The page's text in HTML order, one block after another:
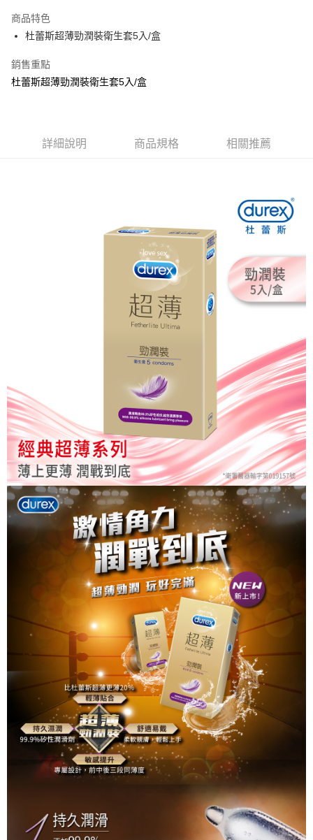
Apple Pay
街口支付
悠遊付
AFTEE先享後付
３．安心：先確認商品／服務後，再付款。
【「AFTEE先享後付」結帳流程】
１．於結帳方式選擇「AFTEE先享後付」後，將跳轉至「AFTEE先享後付」
結帳頁面，進行簡訊認證並確認金額後，即可完成結帳。
２．訂單成立數日內，您將收到繳費通知簡訊。
３．收到繳費通知簡訊後14天內，點擊此簡訊中的連結，可透過四大超商／
ATM／網路銀行／等多元方式進行付款，方視為交易完成。
※ 請注意：結帳手續完成當下不需立刻繳費，但若您需要取消訂單，請聯絡
購買商品的店家。未經商家同意取消之訂單仍視為有效，需透過AFTEE先享
※ 交易是否成功請以「AFTEE先享後付 」之結帳頁面顯示為準，若有關於
是否繳費成功／繳費後需取消欲退款等相關疑問，請聯繫「AFTEE先享後付
客戶支援中心」
https://netprotections.freshdesk.com/support/home
【注意事項】
１．透過由恩沛科技股份有限公司提供之「AFTEE先享後付」服務完成之交
易，需依本服務之必要範圍內提供個人資料，並將交易相關給付款項請求債
權轉讓予恩沛科技股份有限公司。
２．關於個人資料處理事宜，請瀏覽以下網址：
https://aftee.tw/terms/#terms3
３．未成年的使用者請事先徵得法定代理人或監護人之同意方可使用
「AFTEE先享後付」，若未經同意申辦者引起之損失，本公司不負相關責
４．使用「AFTEE先享後付」時，將依據個別帳號之用戶狀況，依本公司即
時審查核予不同之上限額度；若仍有額度不足之情形，本公司將視審查結果
請求用戶進行身份認證。
５．嚴禁一人註冊多個帳號或使用他人資訊註冊。若發現惡意使用之情形，
恩沛科技股份有限公司將有權停止該用戶之使用額度並採取法律行動。
每筆NT$80，滿NT$999(含以上)免運費
每筆NT$80，滿NT$999(含以上)免運費
每筆NT$80，滿NT$999(含以上)免運費
每筆NT$80，滿NT$999(含以上)免運費
宅配
每筆NT$90，滿NT$999(含以上)免運費
商品特色
杜蕾斯超薄勁潤裝衛生套5入/盒
銷售重點
杜蕾斯超薄勁潤裝衛生套5入/盒
詳細說明 商品規格 相關推薦